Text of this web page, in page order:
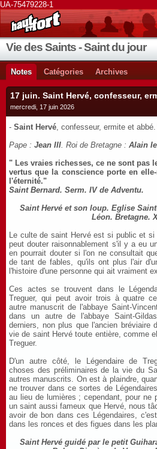
UA-75479228-1
Vie des Saints - Saint du jour
Notes Catégories Archives
17 juin. Saint Hervé, confesseur,
mercredi, 17 juin 2026
- Saint Hervé, confesseur, ermite et abbé.
Pape : Jean III. Roi de Bretagne : Alain
" Les vraies richesses, ce ne sont pas
vertus que la conscience porte en
l'éternité."
Saint Bernard. Serm. IV de Adventu.
Saint Hervé et son loup. Eglise
Léon. Bretagne.
Le culte de saint Hervé est si public et si
peut douter raisonnablement s'il y a eu
en pourrait douter si l'on ne consultait
de tant de fables, qu'ils ont plus l'air
l'histoire d'une personne qui ait vraiment
Ces actes se trouvent dans le
Treguer, qui peut avoir trois à quatre
autre manuscrit de l'abbaye Saint-
dans un autre de l'abbaye Saint-
derniers, non plus que l'ancien bréviaire
vie de saint Hervé toute entière, comme
Treguer.
D'un autre côté, le Légendaire de
choses des préliminaires de la vie du
autres manuscrits. On est à plaindre,
ne trouver dans ce sortes de
au lieu de lumières ; cependant, pour ne
un saint aussi fameux que Hervé, nous
avoir de bon dans ces Légendaires,
dans les ronces et des figues dans les
Saint Hervé guidé par le petit